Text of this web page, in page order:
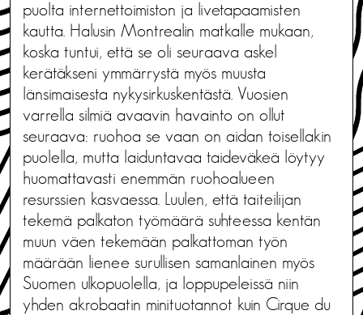
puolta internettoimiston ja livetapaamisten
kautta. Halusin Montrealin matkalle mukaan,
koska tuntui, että se oli seuraava askel
kerätäkseni ymmärrystä myös muusta
länsimaisesta nykysirkuskentästä. Vuosien
varrella silmiä avaavin havainto on ollut
seuraava: ruohoa se vaan on aidan toisellakin
puolella, mutta laiduntavaa taideväkeä löytyy
huomattavasti enemmän ruohoalueen
resurssien kasvaessa. Luulen, että taiteilijan
tekemä palkaton työmäärä suhteessa kentän
muun väen tekemään palkattoman työn
määrään lienee surullisen samanlainen myös
Suomen ulkopuolella, ja loppupeleissä niin
yhden akrobaatin minituotannot kuin Cirque du